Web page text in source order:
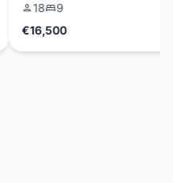
18
9
€16,500